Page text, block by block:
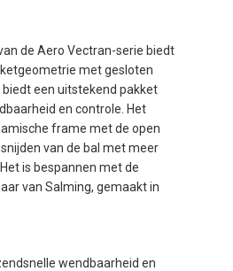
de Aero Vectran-serie biedt
met gesloten
een uitstekend pakket
en controle. Het
frame met de open
van de bal met meer
is bespannen met de
van Salming, gemaakt in
wendbaarheid en